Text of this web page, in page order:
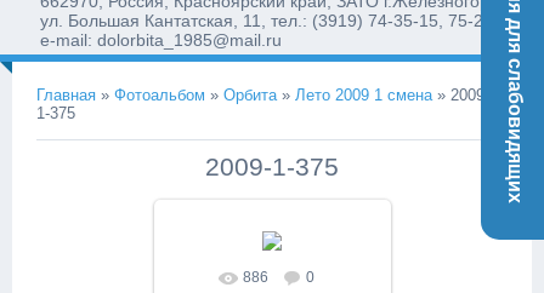
Версия для слабовидящих
ул. Большая Кантатская, 11, тел.: (3919) 74-35-15, 75-28-77,
e-mail: dolorbita_1985@mail.ru
Главная » Фотоальбом » Орбита » Лето 2009 1 смена » 2009-
1-375
2009-1-375
886 0